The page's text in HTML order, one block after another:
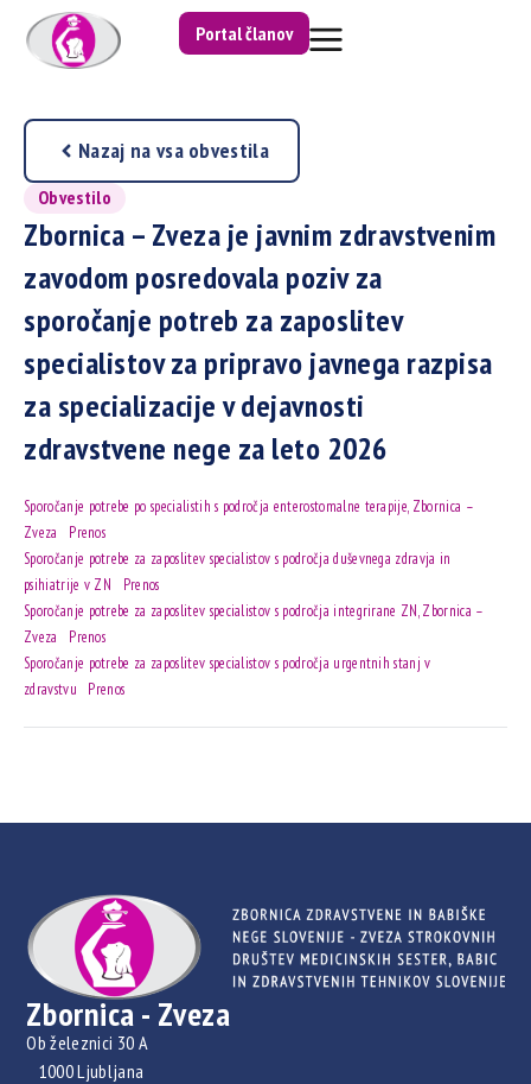
Portal članov
Nazaj na vsa obvestila
Obvestilo
Zbornica – Zveza je javnim zdravstvenim
zavodom posredovala poziv za
sporočanje potreb za zaposlitev
specialistov za pripravo javnega razpisa
za specializacije v dejavnosti
zdravstvene nege za leto 2026
Sporočanje potrebe po specialistih s področja enterostomalne terapije, Zbornica –
Zveza
Prenos
Sporočanje potrebe za zaposlitev specialistov s področja duševnega zdravja in
psihiatrije v ZN
Prenos
Sporočanje potrebe za zaposlitev specialistov s področja integrirane ZN, Zbornica –
Zveza
Prenos
Sporočanje potrebe za zaposlitev specialistov s področja urgentnih stanj v
zdravstvu
Prenos
Zbornica - Zveza
Ob železnici 30 A
1000 Ljubljana